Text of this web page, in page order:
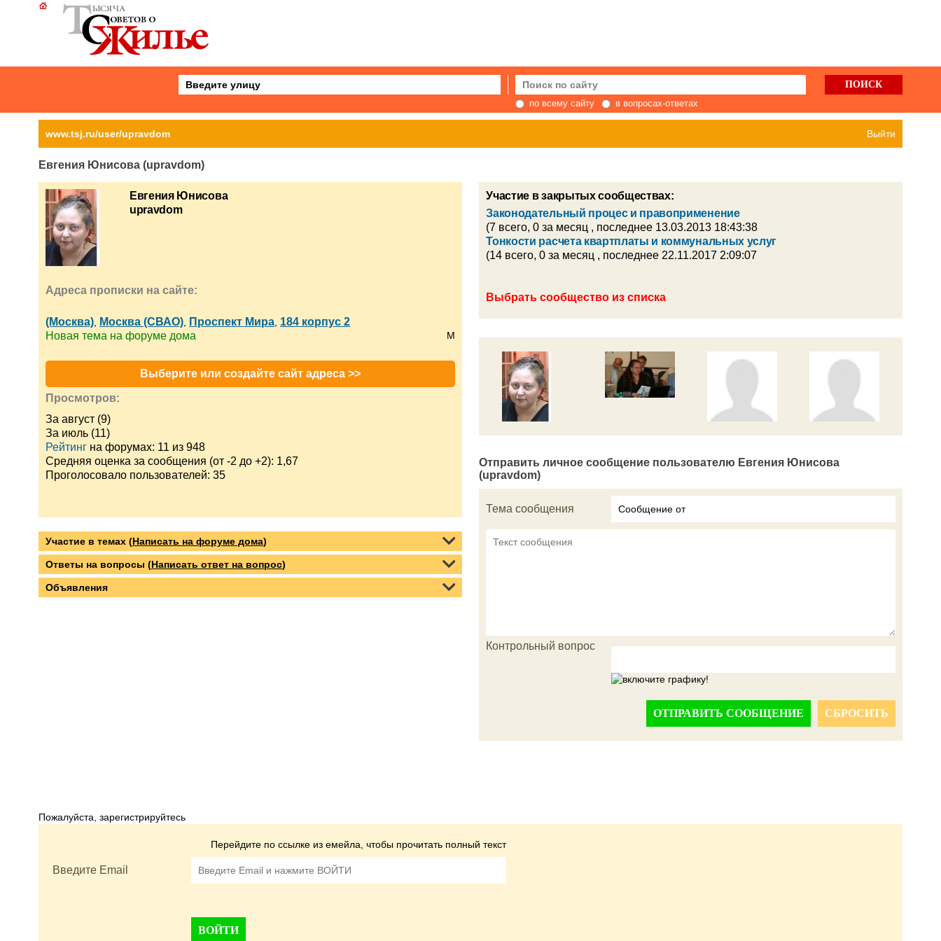
по всему сайту в вопросах-ответах
www.tsj.ru/user/upravdom Выйти
Евгения Юнисова (upravdom)
Евгения Юнисова
upravdom
Адреса прописки на сайте:
(Москва) Москва (СВАО) Проспект Мира 184 корпус 2
M
Новая тема на форуме дома
Выберите или создайте сайт адреса >>
Просмотров:
За август (9)
За июль (11)
Рейтинг на форумах: 11 из 948
Средняя оценка за сообщения (от -2 до +2): 1,67
Проголосовало пользователей: 35
Участие в темах (Написать на форуме дома)
Ответы на вопросы (Написать ответ на вопрос)
Объявления
Участие в закрытых сообществах:
Законодательный процес и правоприменение
(7 всего, 0 за месяц , последнее 13.03.2013 18:43:38
Тонкости расчета квартплаты и коммунальных услуг
(14 всего, 0 за месяц , последнее 22.11.2017 2:09:07
Выбрать сообщество из списка
Отправить личное сообщение пользователю Евгения Юнисова
(upravdom)
Тема сообщения
Контрольный вопрос
ОТПРАВИТЬ СООБЩЕНИЕ СБРОСИТЬ
Пожалуйста, зарегистрируйтесь
Перейдите по ссылке из емейла, чтобы прочитать полный текст
Введите Email
ВОЙТИ